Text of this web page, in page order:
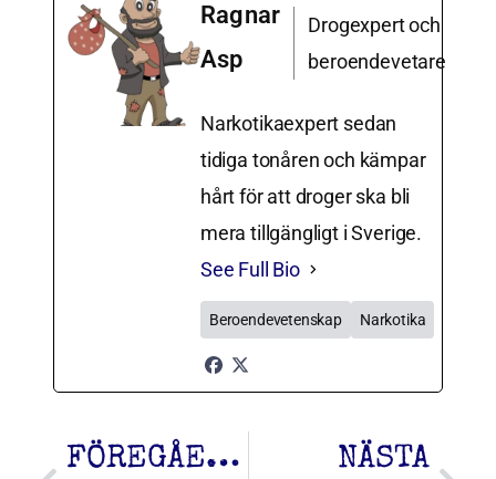
Ragnar
Asp
Drogexpert och
beroendevetare
Narkotikaexpert sedan
tidiga tonåren och kämpar
hårt för att droger ska bli
mera tillgängligt i Sverige.
See Full Bio
Beroendevetenskap Narkotika
FÖREGÅENDE NÄSTA